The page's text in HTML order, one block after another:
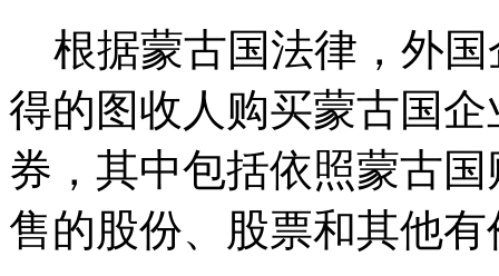
根据蒙古国法律，外国
得的图收人购买蒙古国
券，其中包括依照蒙古
售的股份、股票和其他